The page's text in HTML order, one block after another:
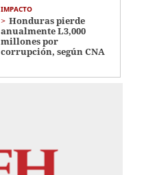
IMPACTO
Honduras pierde
anualmente L3,000
millones por
corrupción, según CNA